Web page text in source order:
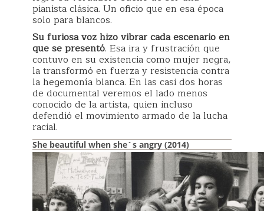
pianista clásica. Un oficio que en esa época
solo para blancos.
Su furiosa voz hizo vibrar cada escenario en
que se presentó. Esa ira y frustración que
contuvo en su existencia como mujer negra,
la transformó en fuerza y resistencia contra
la hegemonía blanca. En las casi dos horas
de documental veremos el lado menos
conocido de la artista, quien incluso
defendió el movimiento armado de la lucha
racial.
She beautiful when she´s angry (2014)